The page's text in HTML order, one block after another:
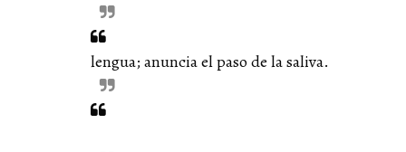
lengua; anuncia el paso de la saliva.